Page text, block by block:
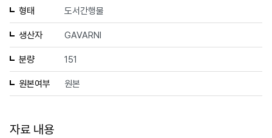
형태 도서간행물
생산자 GAVARNI
분량 151
원본여부 원본
자료 내용